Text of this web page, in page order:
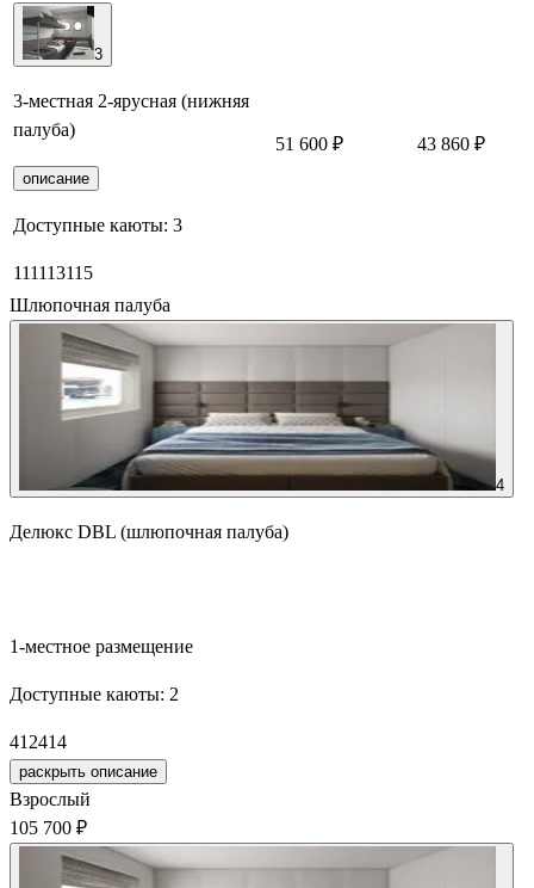
3
3-местная 2-ярусная (нижняя
палуба)
описание
Доступные каюты: 3
111113115
51 600 ₽ 43 860 ₽
Шлюпочная палуба
4
Делюкс DBL (шлюпочная палуба)
1-местное размещение
Доступные каюты: 2
412414
раскрыть описание
Взрослый
105 700 ₽